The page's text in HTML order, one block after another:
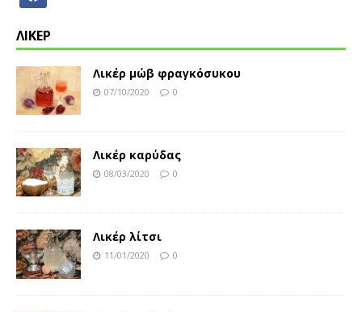
ΛΙΚΕΡ
Λικέρ μώβ φραγκόσυκου
07/10/2020 0
Λικέρ καρύδας
08/03/2020 0
Λικέρ λίτσι
11/01/2020 0